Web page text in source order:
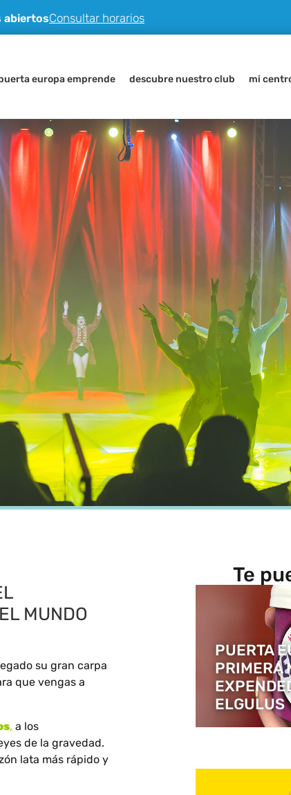
abiertosConsultar horarios
europa emprende descubre nuestro club mi
MUNDO
su gran carpa
que vengas a
, a los
de la gravedad.
lata más rápido y
Te
PUERTA
PRIMERA
ELGULUS